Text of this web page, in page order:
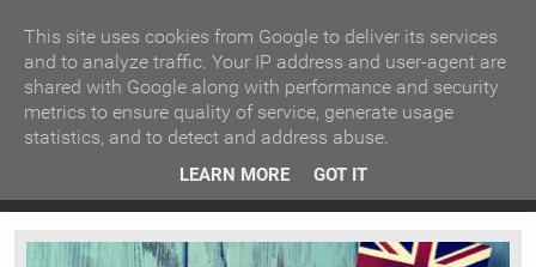
Ιερόσυλοι έκλεψαν τάματα από Ιερό Ναό στις Σέρρες
ΚΕΝΤΡΙΚΗ ΑΝΑ ΚΑΤΗΓΟΡΙΑ
ΕΙΔΗΣΕΙΣ ΑΝΑ ΠΕΡΙΟΧΗ
ΠΡΟΣΦΑΤΑ ΝΕΑ
Ν. ΣΕΡΡΩΝ Η ΓΗ ΜΑΣ
This site uses cookies from Google to deliver its services
and to analyze traffic. Your IP address and user-agent are
shared with Google along with performance and security
metrics to ensure quality of service, generate usage
statistics, and to detect and address abuse.
LEARN MORE GOT IT